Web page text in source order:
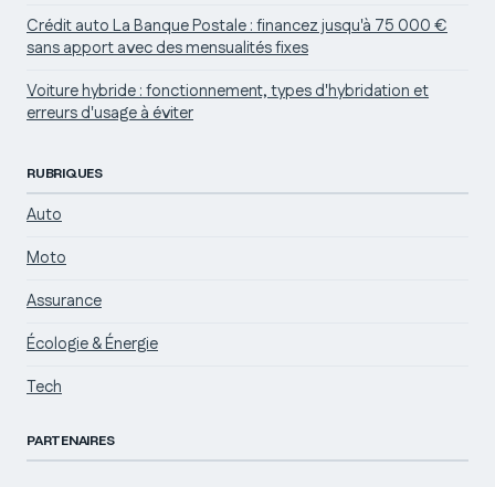
Crédit auto La Banque Postale : financez jusqu'à 75 000 €
sans apport avec des mensualités fixes
Voiture hybride : fonctionnement, types d'hybridation et
erreurs d'usage à éviter
RUBRIQUES
Auto
Moto
Assurance
Écologie & Énergie
Tech
PARTENAIRES